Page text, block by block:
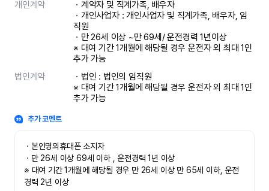
개인계약
ㆍ계약자 및 직계가족, 배우자
ㆍ개인사업자 : 개인사업자 및 직계가족, 배우자, 임
직원
ㆍ만 26세 이상 ~만 69세/ 운전경력 1년이상
※ 대여 기간 1개월에 해당될 경우 운전자 외 최대 1인
추가 가능
법인계약
ㆍ법인 : 법인의 임직원
※ 대여 기간 1개월에 해당될 경우 운전자 외 최대 1인
추가 가능
추가 코멘트
ㆍ본인명의휴대폰 소지자
ㆍ만 26세 이상 69세 이하 , 운전경력 1년 이상
※ 대여 기간 1개월에 해당될 경우 만 26세 이상 만 65세 이하, 운전
경력 2년 이상